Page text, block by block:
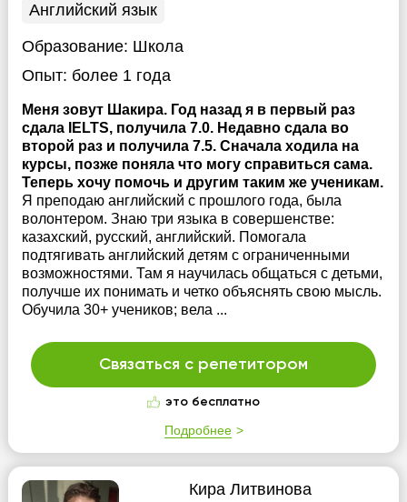
Английский язык
Образование: Школа
Опыт: более 1 года
Меня зовут Шакира. Год назад я в первый раз
сдала IELTS, получила 7.0. Недавно сдала во
второй раз и получила 7.5. Сначала ходила на
курсы, позже поняла что могу справиться сама.
Теперь хочу помочь и другим таким же ученикам.
Я преподаю английский с прошлого года, была
волонтером. Знаю три языка в совершенстве:
казахский, русский, английский. Помогала
подтягивать английский детям с ограниченными
возможностями. Там я научилась общаться с детьми,
получше их понимать и четко объяснять свою мысль.
Обучила 30+ учеников; вела ...
Связаться с репетитором
это бесплатно
Подробнее
Кира Литвинова